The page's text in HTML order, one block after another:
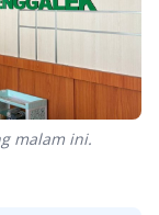
malam ini.